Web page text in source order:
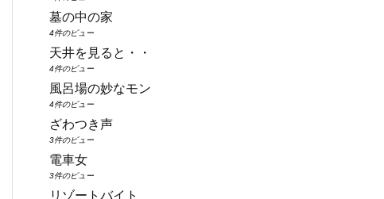
墓の中の家
4件のビュー
天井を見ると・・
4件のビュー
風呂場の妙なモン
4件のビュー
ざわつき声
3件のビュー
電車女
3件のビュー
リゾートバイト